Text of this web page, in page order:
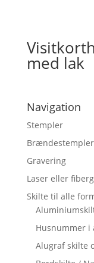
med lak
Navigation
Stempler
Brændestempler
Gravering
Laser eller
Skilte til alle
Husnummer i
Alugraf skilte